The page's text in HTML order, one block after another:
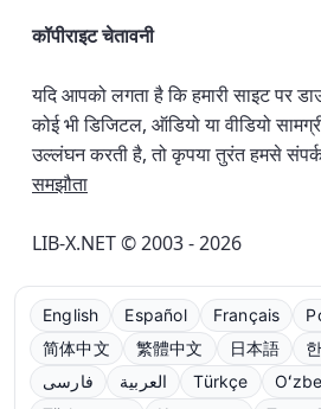
कॉपीराइट चेतावनी
यदि आपको लगता है कि हमारी साइट पर
कोई भी डिजिटल, ऑडियो या वीडियो
उल्लंघन करती है, तो कृपया तुरंत हमसे
समझौता
LIB-X.NET © 2003 - 2026
English Español Français
简体中文
繁體中文 日本語
فارسی
العربية Türkçe